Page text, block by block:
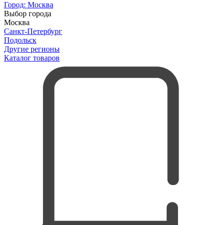
Город: Москва
Выбор города
Москва
Санкт-Петербург
Подольск
Другие регионы
Каталог товаров